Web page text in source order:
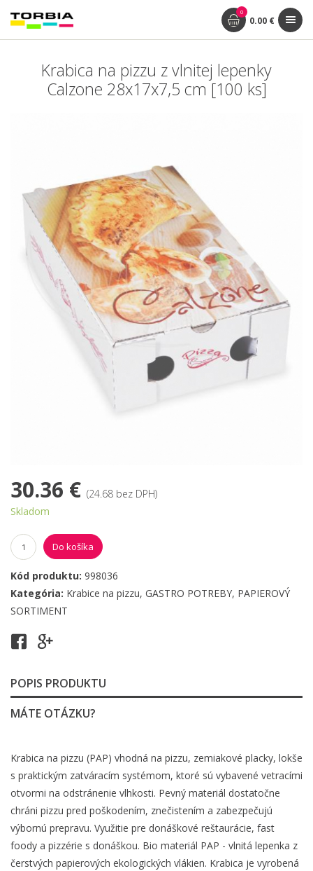
0
0.00 €
Krabica na pizzu z vlnitej lepenky
Calzone 28x17x7,5 cm [100 ks]
30.36 € (24.68 bez DPH)
Skladom
Do košíka
Kód produktu: 998036
Kategória: Krabice na pizzu, GASTRO POTREBY, PAPIEROVÝ
SORTIMENT
POPIS PRODUKTU
MÁTE OTÁZKU?
Krabica na pizzu (PAP) vhodná na pizzu, zemiakové placky, lokše
s praktickým zatváracím systémom, ktoré sú vybavené vetracími
otvormi na odstránenie vlhkosti. Pevný materiál dostatočne
chráni pizzu pred poškodením, znečistením a zabezpečujú
výbornú prepravu. Využitie pre donáškové reštaurácie, fast
foody a pizzérie s donáškou. Bio materiál PAP - vlnitá lepenka z
čerstvých papierových ekologických vlákien. Krabica je vyrobená